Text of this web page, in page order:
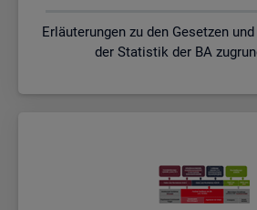
Erläuterungen zu den Gesetzen
der Statistik der BA